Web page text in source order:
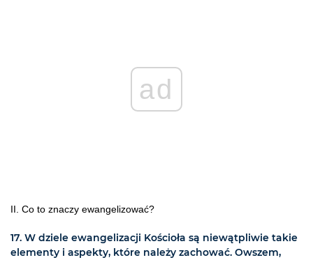
ad
II. Co to znaczy ewangelizować?
17. W dziele ewangelizacji Kościoła są niewątpliwie takie
elementy i aspekty, które należy zachować. Owszem,